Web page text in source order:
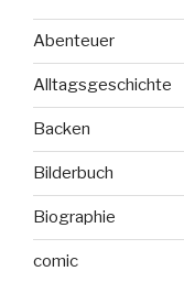
Abenteuer
Alltagsgeschichte
Backen
Bilderbuch
Biographie
comic